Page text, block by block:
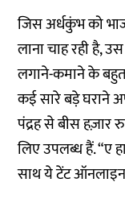
जिस अर्धकुंभ को
लाना चाह रही है,
लगाने-कमाने के
कई सारे बड़े घराने
पंद्रह से बीस हज़ार
लिए उपलब्ध हैं. “ए
साथ ये टेंट